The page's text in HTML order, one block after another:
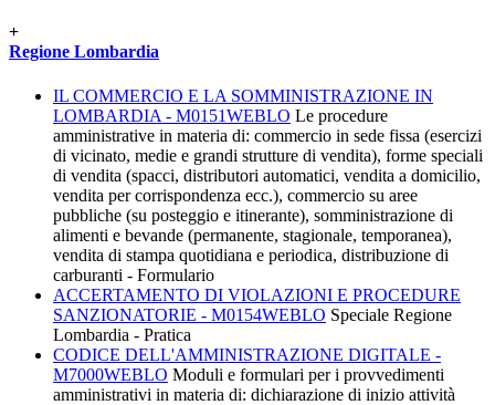
+
Regione Lombardia
IL COMMERCIO E LA SOMMINISTRAZIONE IN
LOMBARDIA - M0151WEBLO Le procedure
amministrative in materia di: commercio in sede fissa (esercizi
di vicinato, medie e grandi strutture di vendita), forme speciali
di vendita (spacci, distributori automatici, vendita a domicilio,
vendita per corrispondenza ecc.), commercio su aree
pubbliche (su posteggio e itinerante), somministrazione di
alimenti e bevande (permanente, stagionale, temporanea),
vendita di stampa quotidiana e periodica, distribuzione di
carburanti - Formulario
ACCERTAMENTO DI VIOLAZIONI E PROCEDURE
SANZIONATORIE - M0154WEBLO Speciale Regione
Lombardia - Pratica
CODICE DELL'AMMINISTRAZIONE DIGITALE -
M7000WEBLO Moduli e formulari per i provvedimenti
amministrativi in materia di: dichiarazione di inizio attività